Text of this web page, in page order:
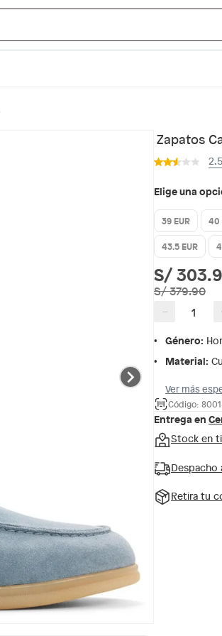
e
Zapatos
Elige una
39 EUR 40
43.5 EUR
S/
S/ 379.90
−
Género:
Material:
Ver más
Código:
Entrega en
Stock en
Despacho
Retira tu